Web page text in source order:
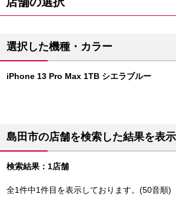
選択した機種・カラー
iPhone 13 Pro Max 1TB シエラブルー
島田市の店舗を検索した結果を表
検索結果：1店舗
全1件中1件目を表示しております。(50音順)